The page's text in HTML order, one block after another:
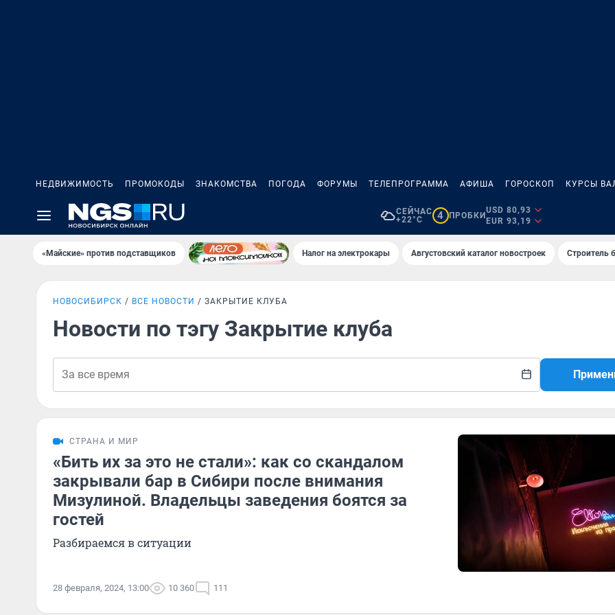
НЕДВИЖИМОСТЬ ПРОМОКОДЫ ЗНАКОМСТВА ПОГОДА ФОРУМЫ ТЕЛЕПРОГРАММА АФИША ГОРОСКОП КУРСЫ
СЕЙЧАС
+22°C
4 ПРОБКИ
USD 80,93
EUR 93,19
«Майские» против подставщиков Налог на электрокары Августовский каталог новостроек Строитель
НОВОСИБИРСК ВСЕ НОВОСТИ ЗАКРЫТИЕ КЛУБА
Новости по тэгу Закрытие клуба
СТРАНА И МИР
«Бить их за это не стали»: как со скандалом
закрывали бар в Сибири после внимания
Мизулиной. Владельцы заведения боятся за
гостей
Разбираемся в ситуации
28 февраля, 2024, 13:00 10 360 111